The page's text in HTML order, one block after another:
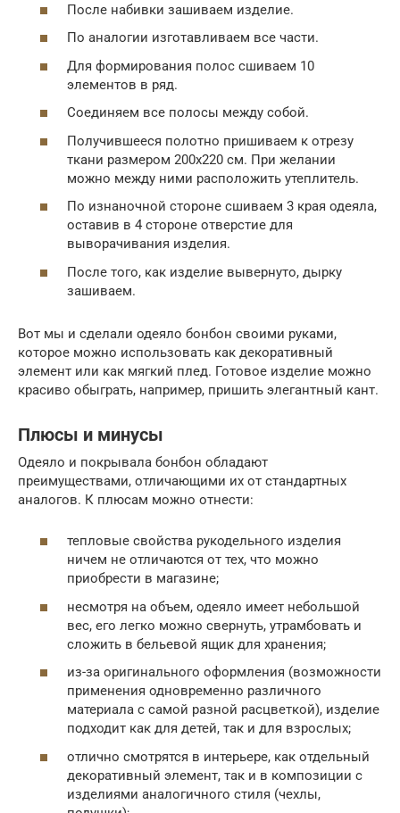
После набивки зашиваем изделие.
По аналогии изготавливаем все части.
Для формирования полос сшиваем 10
элементов в ряд.
Соединяем все полосы между собой.
Получившееся полотно пришиваем к отрезу
ткани размером 200х220 см. При желании
можно между ними расположить утеплитель.
По изнаночной стороне сшиваем 3 края одеяла,
оставив в 4 стороне отверстие для
выворачивания изделия.
После того, как изделие вывернуто, дырку
зашиваем.
Вот мы и сделали одеяло бонбон своими руками,
которое можно использовать как декоративный
элемент или как мягкий плед. Готовое изделие можно
красиво обыграть, например, пришить элегантный кант.
Плюсы и минусы
Одеяло и покрывала бонбон обладают
преимуществами, отличающими их от стандартных
аналогов. К плюсам можно отнести:
тепловые свойства рукодельного изделия
ничем не отличаются от тех, что можно
приобрести в магазине;
несмотря на объем, одеяло имеет небольшой
вес, его легко можно свернуть, утрамбовать и
сложить в бельевой ящик для хранения;
из-за оригинального оформления (возможности
применения одновременно различного
материала с самой разной расцветкой), изделие
подходит как для детей, так и для взрослых;
отлично смотрятся в интерьере, как отдельный
декоративный элемент, так и в композиции с
изделиями аналогичного стиля (чехлы,